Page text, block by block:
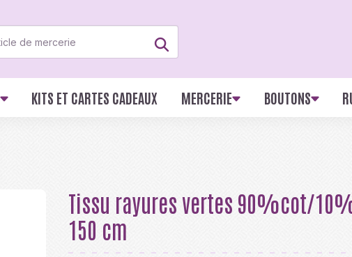
KITS ET CARTES CADEAUX MERCERIE BOUTONS
Tissu rayures vertes 90%cot/
150 cm